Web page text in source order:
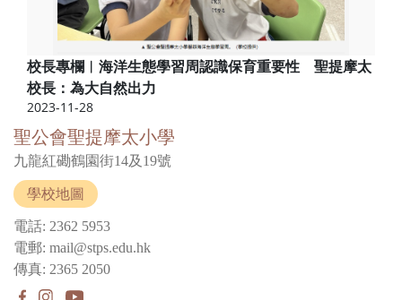
校長專欄︱海洋生態學習周認識保育重要性 聖提摩太
校長：為大自然出力
2023-11-28
聖公會聖提摩太小學
九龍紅磡鶴園街14及19號
學校地圖
電話: 2362 5953
電郵: mail@stps.edu.hk
傳真: 2365 2050